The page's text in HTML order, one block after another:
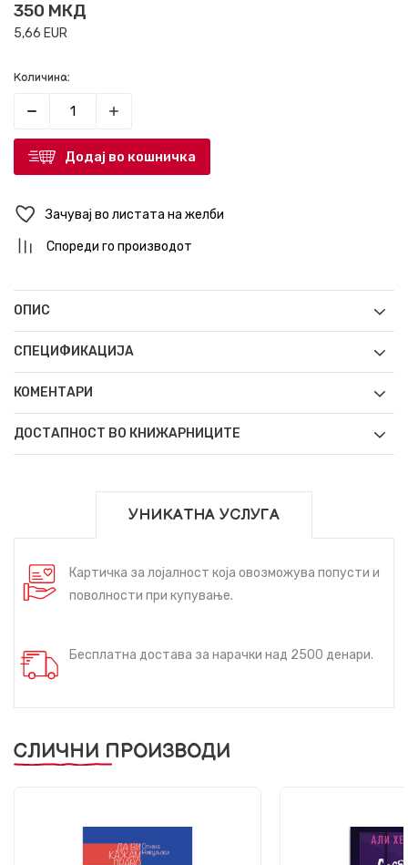
350 МКД
5,66 EUR
Количина:
Додај во кошничка
Зачувај во листата на желби
Спореди го производот
ОПИС
СПЕЦИФИКАЦИЈА
КОМЕНТАРИ
ДОСТАПНОСТ ВО КНИЖАРНИЦИТЕ
УНИКАТНА УСЛУГА
Картичка за лојалност која овозможува попусти и
поволности при купување.
Бесплатна достава за нарачки над 2500 денари.
СЛИЧНИ ПРОИЗВОДИ